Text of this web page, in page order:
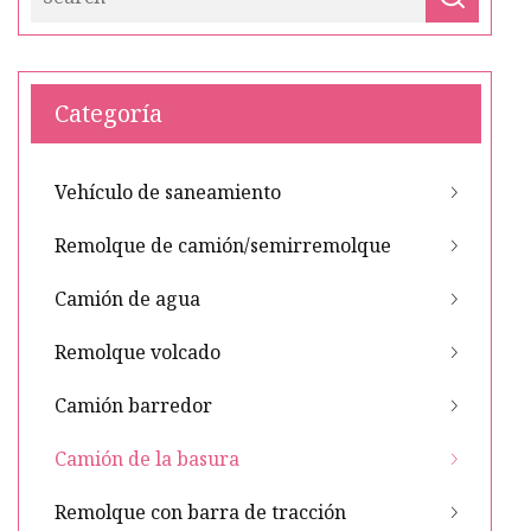
Categoría
Vehículo de saneamiento
Remolque de camión/semirremolque
Camión de agua
Remolque volcado
Camión barredor
Camión de la basura
Remolque con barra de tracción